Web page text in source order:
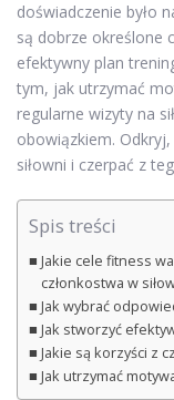
doświadczenie było
są dobrze określone
efektywny plan
tym, jak utrzymać
regularne wizyty na
obowiązkiem.
siłowni i czerpać z
Spis treści
Jakie cele fitness
członkostwa w
Jak wybrać
Jak stworzyć
Jakie są korzyści z
Jak utrzymać